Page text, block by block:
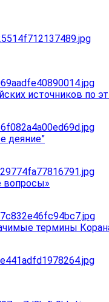
источников по
деяние”
вопросы»
термины